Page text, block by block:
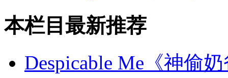
本栏目最新推荐
Despicable Me《神偷